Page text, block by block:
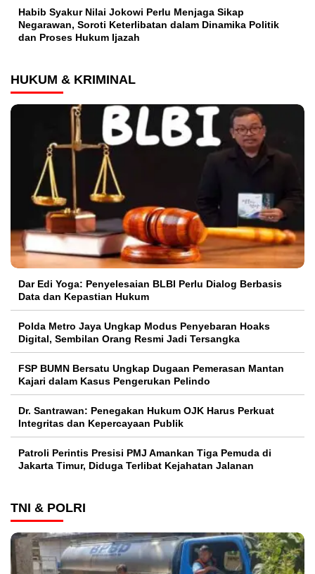
Habib Syakur Nilai Jokowi Perlu Menjaga Sikap
Negarawan, Soroti Keterlibatan dalam Dinamika Politik
dan Proses Hukum Ijazah
HUKUM & KRIMINAL
Dar Edi Yoga: Penyelesaian BLBI Perlu Dialog Berbasis
Data dan Kepastian Hukum
Polda Metro Jaya Ungkap Modus Penyebaran Hoaks
Digital, Sembilan Orang Resmi Jadi Tersangka
FSP BUMN Bersatu Ungkap Dugaan Pemerasan Mantan
Kajari dalam Kasus Pengerukan Pelindo
Dr. Santrawan: Penegakan Hukum OJK Harus Perkuat
Integritas dan Kepercayaan Publik
Patroli Perintis Presisi PMJ Amankan Tiga Pemuda di
Jakarta Timur, Diduga Terlibat Kejahatan Jalanan
TNI & POLRI